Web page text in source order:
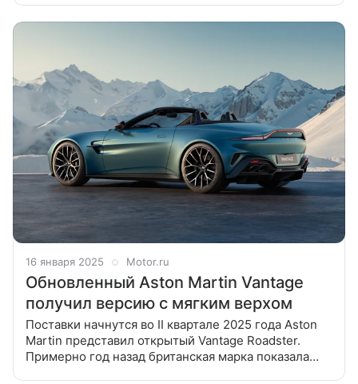
16 января 2025 Motor.ru
Обновленный Aston Martin Vantage
получил версию с мягким верхом
Поставки начнутся во II квартале 2025 года Aston
Martin представил открытый Vantage Roadster.
Примерно год назад британская марка показала